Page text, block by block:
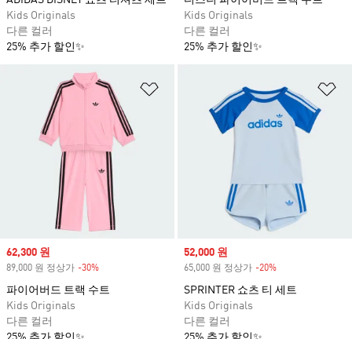
Kids Originals
다른 컬러
25% 추가 할인✨
Kids Originals
다른 컬러
25% 추가 할인✨
위시리스트 담기
Sale price
62,300 원
89,000 원 정상가 -30%
파이어버드 트랙 수트
Kids Originals
다른 컬러
Sale price
52,000 원
65,000 원 정상가 -20%
SPRINTER 쇼츠 티 세트
Kids Originals
다른 컬러